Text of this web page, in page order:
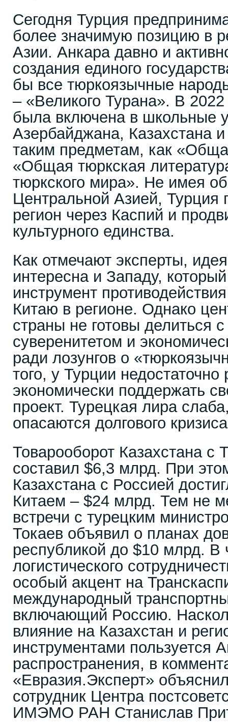
Сегодня Турция
более значимую позицию в
Азии. Анкара давно и
создания единого
бы все тюркоязычные
– «Великого Турана». В 2022
была включена в школьные
Азербайджана, Казахстана
таким предметам, как
«Общая тюркская
тюркского мира». Не имея
Центральной Азией, Турция
регион через Каспий и
культурного единства.
Как отмечают эксперты,
интересна и Западу,
инструмент
Китаю в регионе. Однако
страны не готовы делиться
суверенитетом и
ради лозунгов о
того, у Турции
экономически поддержать
проект. Турецкая лира
опасаются долгового
Товарооборот Казахстана с
составил $6,3 млрд. При
Казахстана с Россией
Китаем – $24 млрд. Тем не
встречи с турецким
Токаев объявил о планах
республикой до $10 млрд. В
логистического
особый акцент на
международный
включающий Россию.
влияние на Казахстан и
инструментами пользуется
распространения, в
«Евразия.Эксперт»
сотрудник Центра
ИМЭМО РАН Станислав